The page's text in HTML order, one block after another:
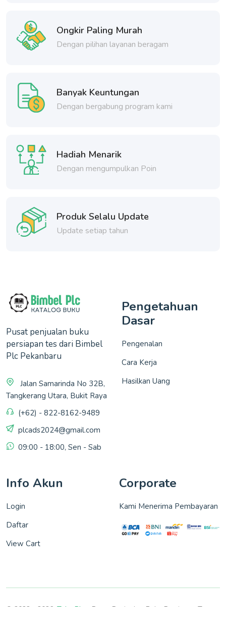
Ongkir Paling Murah
Dengan pilihan layanan beragam
Banyak Keuntungan
Dengan bergabung program kami
Hadiah Menarik
Dengan mengumpulkan Poin
Produk Selalu Update
Update setiap tahun
Pusat penjualan buku
persiapan tes dari Bimbel
Plc Pekanbaru
Jalan Samarinda No 32B,
Tangkerang Utara, Bukit Raya
(+62) - 822-8162-9489
plcads2024@gmail.com
09:00 - 18:00, Sen - Sab
Pengetahuan
Dasar
Pengenalan
Cara Kerja
Hasilkan Uang
Info Akun
Login
Daftar
View Cart
Corporate
Kami Menerima Pembayaran
© 2022 - 2026, Toko Plc
- Pusat Penjualan Buku Persiapan Tes.